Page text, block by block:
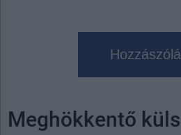
Meghökkentő